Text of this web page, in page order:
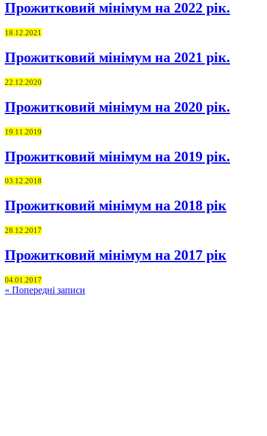
Прожитковий мінімум на 2022 рік.
18.12.2021
Прожитковий мінімум на 2021 рік.
22.12.2020
Прожитковий мінімум на 2020 рік.
19.11.2019
Прожитковий мінімум на 2019 рік.
03.12.2018
Прожитковий мінімум на 2018 рік
28.12.2017
Прожитковий мінімум на 2017 рік
04.01.2017
« Попередні записи